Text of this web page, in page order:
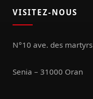
VISITEZ-NOUS
N°10 ave. des martyrs
Senia – 31000 Oran